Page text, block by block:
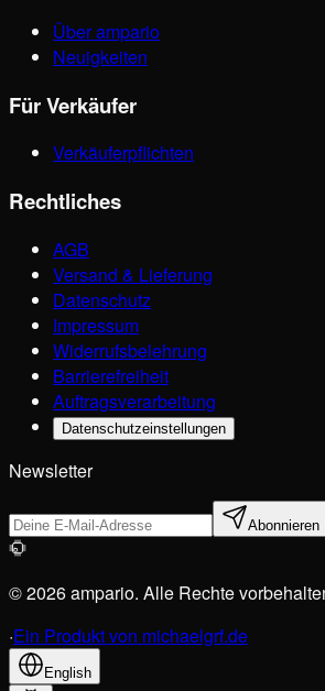
Über ampario
Neuigkeiten
Für Verkäufer
Verkäuferpflichten
Rechtliches
AGB
Versand & Lieferung
Datenschutz
Impressum
Widerrufsbelehrung
Barrierefreiheit
Auftragsverarbeitung
Datenschutzeinstellungen
Newsletter
Abonnieren
© 2026 ampario. Alle Rechte
·Ein Produkt von michaelgrf.de
English